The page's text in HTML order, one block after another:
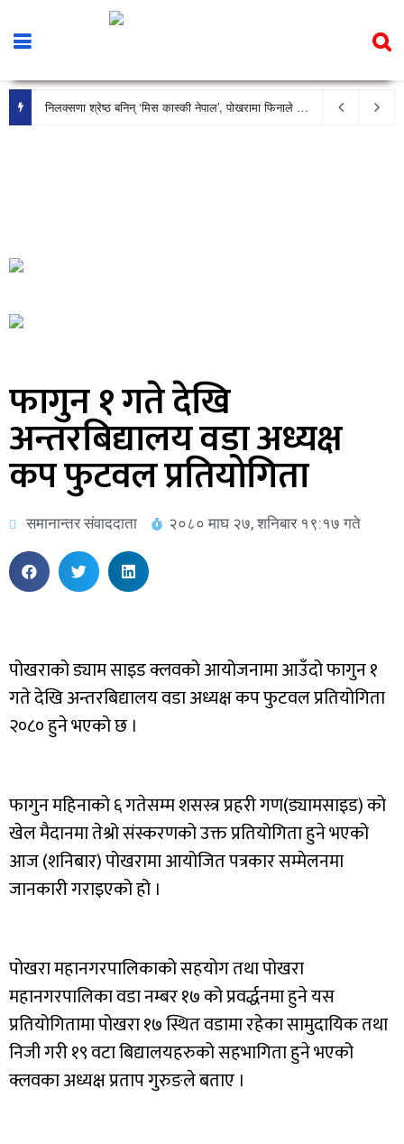
निलक्सणा श्रेष्ठ बनिन् ‘मिस कास्की नेपाल’, पोखरामा फिनाले भव्य रूपमा सम्पन्न
फागुन १ गते देखि
अन्तरबिद्यालय वडा अध्यक्ष
कप फुटवल प्रतियोगिता
समानान्तर संवाददाता २०८० माघ २७, शनिबार १९:१७ गते
पोखराको ड्याम साइड क्लवको आयोजनामा आउँदो फागुन १
गते देखि अन्तरबिद्यालय वडा अध्यक्ष कप फुटवल प्रतियोगिता
२०८० हुने भएको छ ।
फागुन महिनाको ६ गतेसम्म शसस्त्र प्रहरी गण(ड्यामसाइड) को
खेल मैदानमा तेश्रो संस्करणको उक्त प्रतियोगिता हुने भएको
आज (शनिबार) पोखरामा आयोजित पत्रकार सम्मेलनमा
जानकारी गराइएको हो ।
पोखरा महानगरपालिकाको सहयोग तथा पोखरा
महानगरपालिका वडा नम्बर १७ को प्रवर्द्धनमा हुने यस
प्रतियोगितामा पोखरा १७ स्थित वडामा रहेका सामुदायिक तथा
निजी गरी १९ वटा बिद्यालयहरुको सहभागिता हुने भएको
क्लवका अध्यक्ष प्रताप गुरुङले बताए ।